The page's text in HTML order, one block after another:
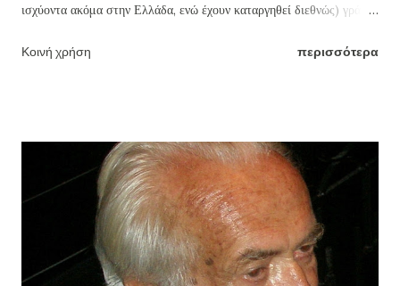
ισχύοντα ακόμα στην Ελλάδα, ενώ έχουν καταργηθεί διεθνώς) γράδα
αγνοούν ότι βγάζοντας π.χ. ως συνήθως (κακώς) 18 γράδα την ρακή,
τσικουδιά δεν πρέπει να ξεπερνά τους 37-39 το πολύ βαθμούς
οινοπνεύματος, δηλαδή 16-16,5 γράδα (βλ πίνακα παρακάτω).
Δυστυχώς, ελάχιστοι
Κοινή χρήση περισσότερα